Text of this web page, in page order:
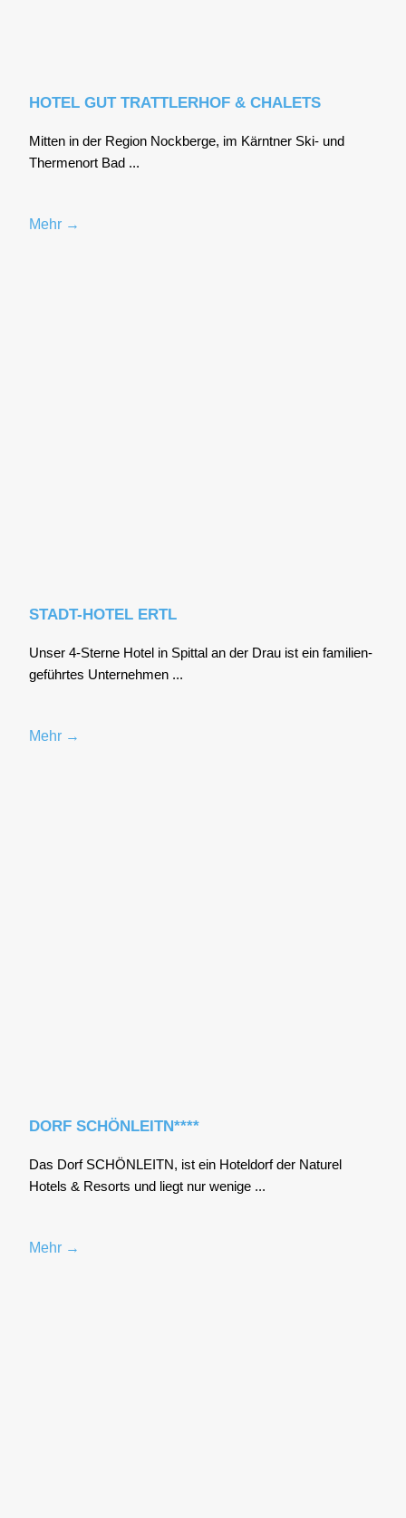
HOTEL GUT TRATTLERHOF & CHALETS
Mit­ten in der Regi­on Nock­ber­ge, im Kärnt­ner Ski- und
Ther­men­ort Bad ...
Mehr →
STADT-HOTEL ERTL
Unser 4‑Sterne Hotel in Spit­tal an der Drau ist ein fami­li­en­
ge­führ­tes Unter­neh­men ...
Mehr →
DORF SCHÖNLEITN****
Das Dorf SCHÖNLEITN, ist ein Hotel­dorf der Natu­rel
Hotels & Resorts und liegt nur weni­ge ...
Mehr →